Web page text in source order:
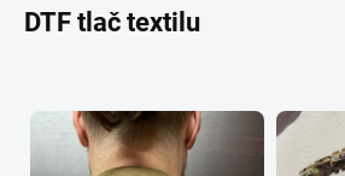
DTF tlač textilu